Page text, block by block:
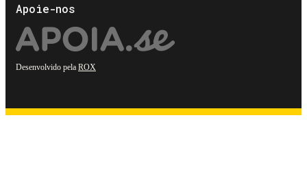
Apoie-nos
Desenvolvido pela ROX